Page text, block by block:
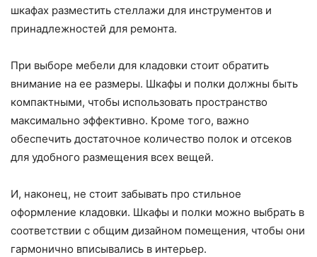
шкафах разместить стеллажи для инструментов и
принадлежностей для ремонта.
При выборе мебели для кладовки стоит обратить
внимание на ее размеры. Шкафы и полки должны быть
компактными, чтобы использовать пространство
максимально эффективно. Кроме того, важно
обеспечить достаточное количество полок и отсеков
для удобного размещения всех вещей.
И, наконец, не стоит забывать про стильное
оформление кладовки. Шкафы и полки можно выбрать в
соответствии с общим дизайном помещения, чтобы они
гармонично вписывались в интерьер.